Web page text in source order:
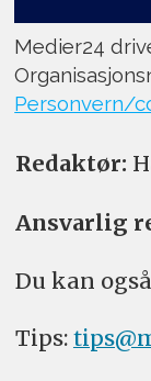
Medier24
Personvern/
Redaktør:
Ansvarlig
Du kan
Tips: